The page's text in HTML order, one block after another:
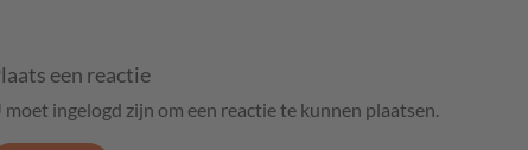
een reactie
moet ingelogd zijn om een reactie te kunnen plaatsen.